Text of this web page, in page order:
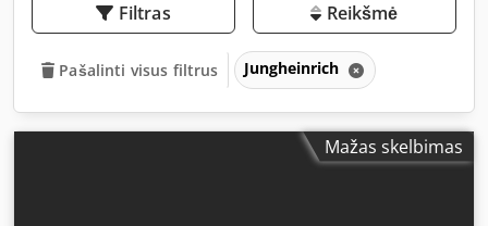
Filtras Reikšmė
Pašalinti visus filtrus Jungheinrich
Mažas skelbimas